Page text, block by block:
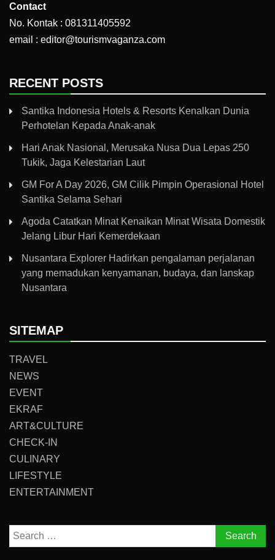
Contact
No. Kontak : 081311405592
email : editor@tourismvaganza.com
RECENT POSTS
Santika Indonesia Hotels & Resorts Kenalkan Dunia
Perhotelan Kepada Anak-anak
Hari Anak Nasional, Merusaka Nusa Dua Lepas 250
Tukik, Jaga Kelestarian Laut
GM For A Day 2026, GM Cilik Pimpin Operasional Hotel
Santika Selama Sehari
Agoda Catatkan Minat Kenaikan Minat Wisata Domestik
Jelang Libur Hari Kemerdekaan
Nusantara Explorer Hadirkan pengalaman perjalanan
yang memadukan kenyamanan, budaya, dan lanskap
Nusantara
SITEMAP
TRAVEL
NEWS
EVENT
EKRAF
ART&CULTURE
CHECK-IN
CULINARY
LIFESTYLE
ENTERTAINMENT
Search
for: